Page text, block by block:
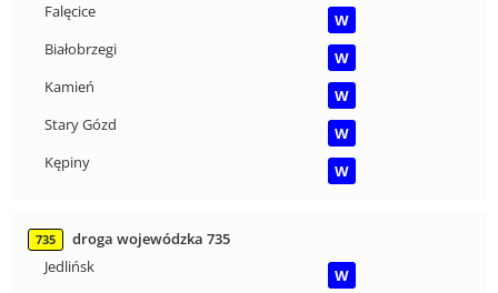
Falęcice
W
Białobrzegi
W
Kamień
W
Stary Gózd
W
Kępiny
W
735
droga wojewódzka 735
Jedlińsk
W